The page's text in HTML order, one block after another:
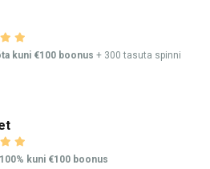
kuni €100 boonus + 300 tasuta spinni
100% kuni €100 boonus